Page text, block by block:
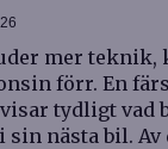
mer teknik,
förr. En
tydligt vad
nästa bil. Av